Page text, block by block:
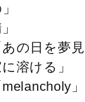
の日を夢見
溶ける」
」